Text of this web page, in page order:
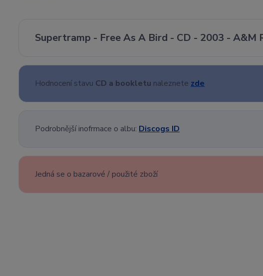
Supertramp - Free As A Bird - CD - 2003 - A&M
Hodnocení stavu CD a bookletu naleznete zde
Podrobnější inofrmace o albu: Discogs ID
Jedná se o bazarové / použité zboží